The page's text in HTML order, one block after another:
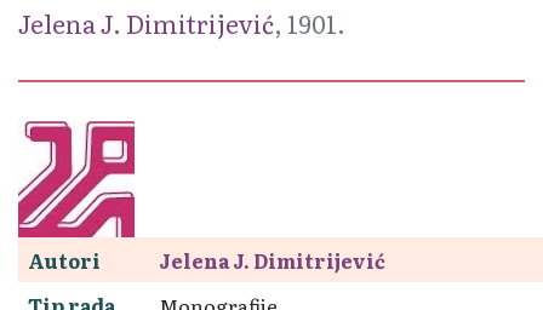
Jelena J. Dimitrijević, 1901.
Autori
Jelena J. Dimitrijević